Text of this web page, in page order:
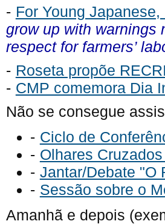
- For Young
grow up with warnings
respect for farmers’
- Roseta propõe
- CMP comemora Dia
Não se consegue
- Ciclo de
- Olhares
- Jantar/Debate "O
- Sessão sobre o
Amanhã e depois